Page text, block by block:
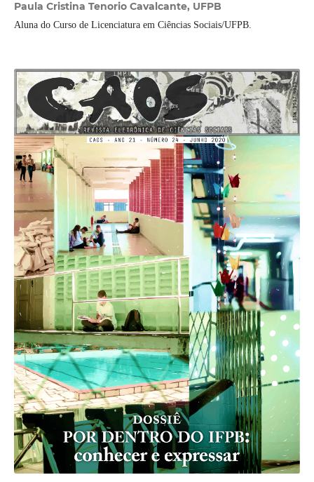
Paula Cristina Tenorio Cavalcante, UFPB
Aluna do Curso de Licenciatura em Ciências Sociais/UFPB.